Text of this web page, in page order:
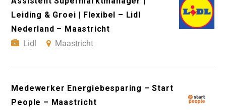
Leiding & Groei | Flexibel – Lidl
Nederland – Maastricht
Lidl
Maastricht
Medewerker Energiebesparing – Start
People – Maastricht